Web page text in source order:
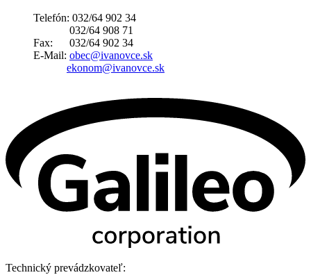
Telefón: 032/64 902 34
032/64 908 71
Fax: 032/64 902 34
E-Mail: obec@ivanovce.sk
ekonom@ivanovce.sk
Technický prevádzkovateľ: